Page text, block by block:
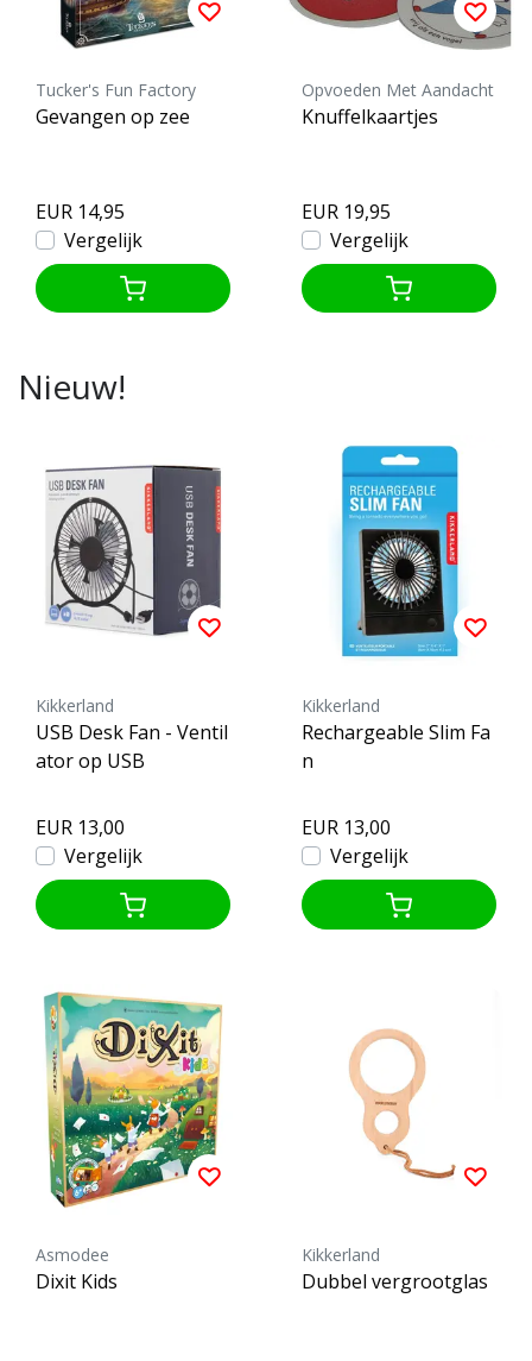
Tucker's Fun Factory
Gevangen op zee
EUR 14,95
Vergelijk
Opvoeden Met Aandacht
Knuffelkaartjes
EUR 19,95
Vergelijk
Nieuw!
Kikkerland
USB Desk Fan - Ventil
ator op USB
EUR 13,00
Vergelijk
Kikkerland
Rechargeable Slim Fa
n
EUR 13,00
Vergelijk
Asmodee
Dixit Kids
Kikkerland
Dubbel vergrootglas